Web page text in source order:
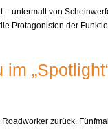
untermalt von
Protagonisten der
zurück.